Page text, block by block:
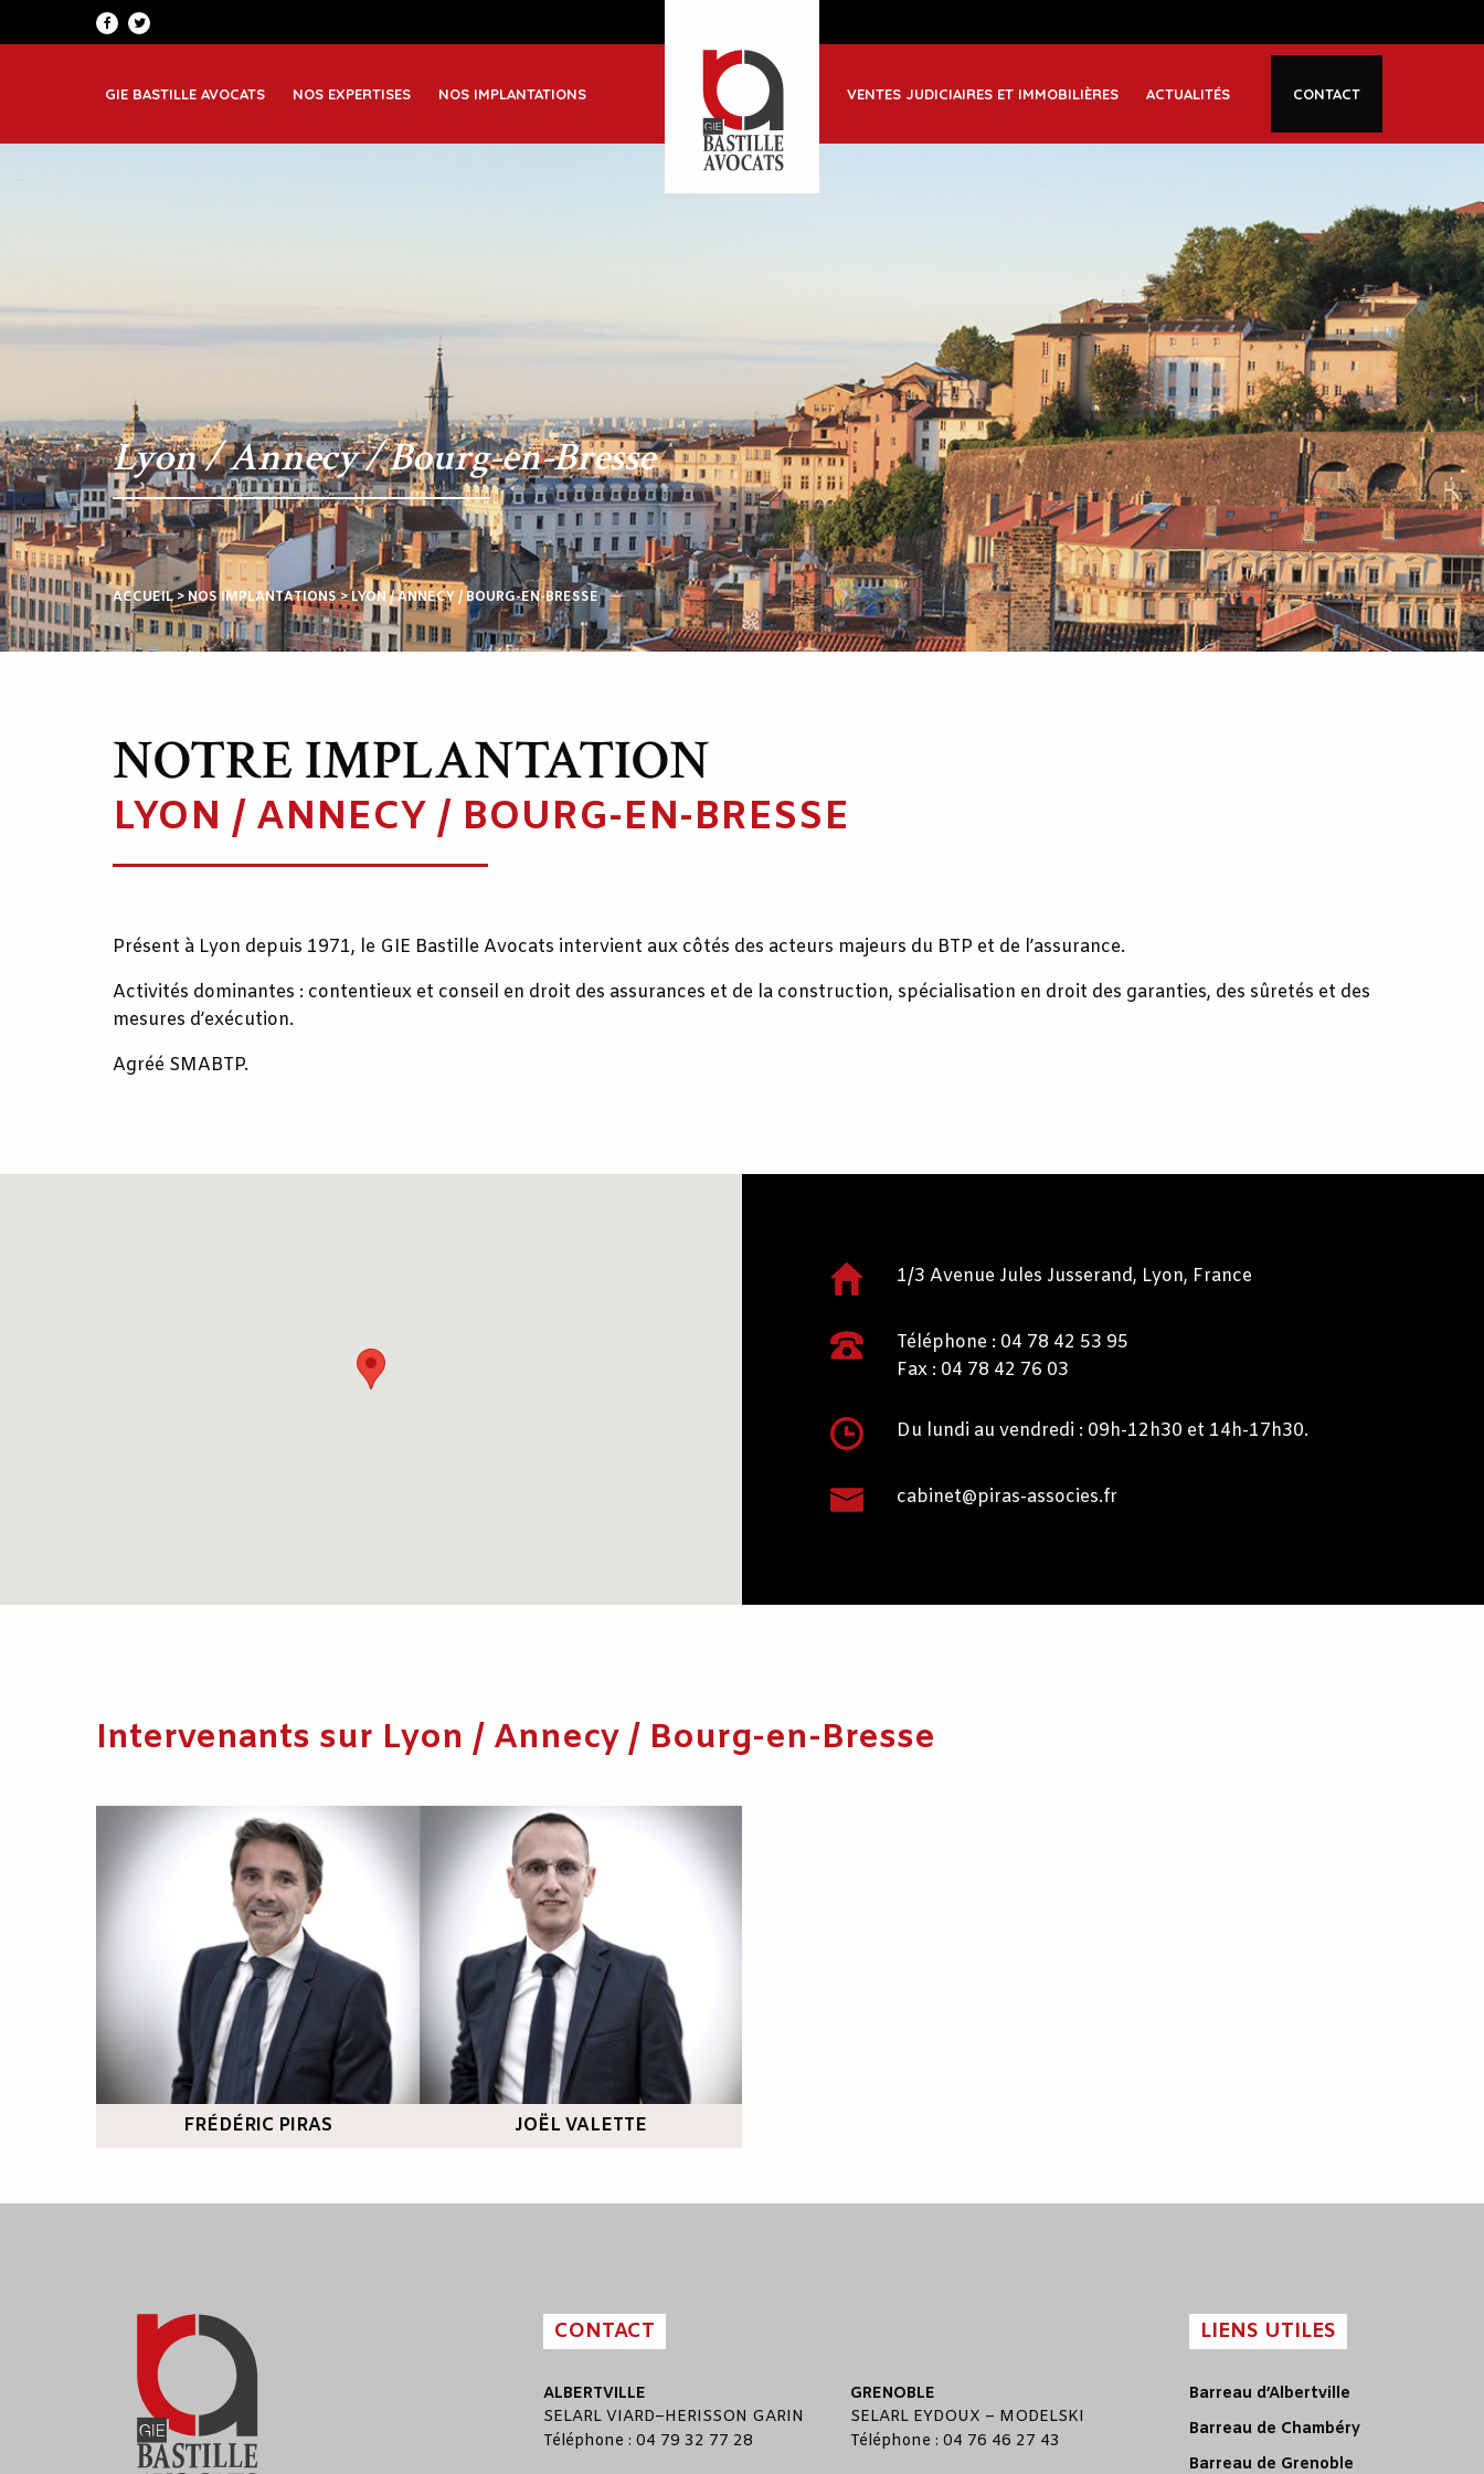
GIE BASTILLE AVOCATS NOS EXPERTISES NOS IMPLANTATIONS VENTES JUDICIAIRES ET IMMOBILIÈRES ACTUALITÉS CONTACT
Lyon / Annecy / Bourg-en-Bresse
ACCUEIL>NOS IMPLANTATIONS>LYON / ANNECY / BOURG-EN-BRESSE
NOTRE IMPLANTATION
LYON / ANNECY / BOURG-EN-BRESSE
Présent à Lyon depuis 1971, le GIE Bastille Avocats intervient aux côtés des acteurs majeurs du BTP et de l’assurance.
Activités dominantes : contentieux et conseil en droit des assurances et de la construction, spécialisation en droit des garanties, des sûretés et des
mesures d’exécution.
Agréé SMABTP.
1/3 Avenue Jules Jusserand, Lyon, France
Téléphone : 04 78 42 53 95
Du lundi au vendredi : 09h-12h30 et 14h-17h30.
cabinet@piras-associes.fr
Intervenants sur Lyon / Annecy / Bourg-en-Bresse
FRÉDÉRIC PIRAS JOËL VALETTE
CONTACT
ALBERTVILLE
SELARL VIARD–HERISSON GARIN
Téléphone : 04 79 32 77 28
GRENOBLE
SELARL EYDOUX – MODELSKI
Téléphone : 04 76 46 27 43
LIENS UTILES
Barreau d’Albertville
Barreau de Chambéry
Barreau de Grenoble